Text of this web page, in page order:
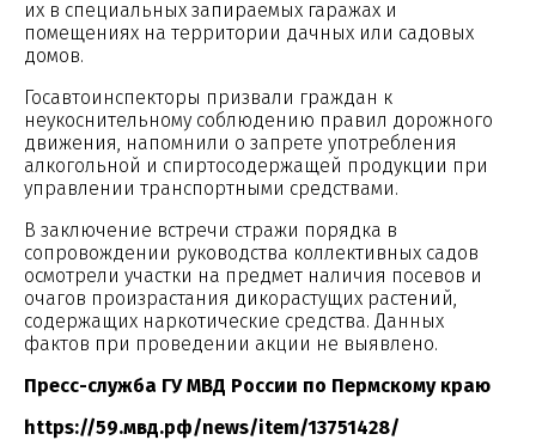
их в специальных запираемых гаражах и
помещениях на территории дачных или садовых
домов.
Госавтоинспекторы призвали граждан к
неукоснительному соблюдению правил дорожного
движения, напомнили о запрете употребления
алкогольной и спиртосодержащей продукции при
управлении транспортными средствами.
В заключение встречи стражи порядка в
сопровождении руководства коллективных садов
осмотрели участки на предмет наличия посевов и
очагов произрастания дикорастущих растений,
содержащих наркотические средства. Данных
фактов при проведении акции не выявлено.
Пресс-служба ГУ МВД России по Пермскому краю
https://59.мвд.рф/news/item/13751428/